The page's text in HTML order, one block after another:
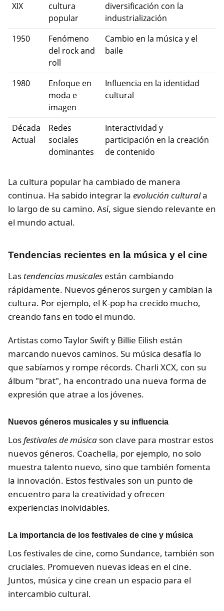
XIX
cultura
popular
diversificación con la
industrialización
1950
Fenómeno
del rock and
roll
Cambio en la música y el
baile
1980
Enfoque en
moda e
imagen
Influencia en la identidad
cultural
Década
Actual
Redes
sociales
dominantes
Interactividad y
participación en la creación
de contenido
La cultura popular ha cambiado de manera
continua. Ha sabido integrar la evolución culturala
lo largo de su camino. Así, sigue siendo relevante en
el mundo actual.
Tendencias recientes en la música y el cine
Las tendencias musicales están cambiando
rápidamente. Nuevos géneros surgen y cambian la
cultura. Por ejemplo, el K-pop ha crecido mucho,
creando fans en todo el mundo.
Artistas como Taylor Swift y Billie Eilish están
marcando nuevos caminos. Su música desafía lo
que sabíamos y rompe récords. Charli XCX, con su
álbum "brat", ha encontrado una nueva forma de
expresión que atrae a los jóvenes.
Nuevos géneros musicales y su influencia
Losfestivales de música son clave para mostrar estos
nuevos géneros. Coachella, por ejemplo, no solo
muestra talento nuevo, sino que también fomenta
la innovación. Estos festivales son un punto de
encuentro para la creatividad y ofrecen
experiencias inolvidables.
La importancia de los festivales de cine y música
Los festivales de cine, como Sundance, también son
cruciales. Promueven nuevas ideas en el cine.
Juntos, música y cine crean un espacio para el
intercambio cultural.